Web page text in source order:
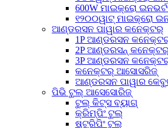
600W ମାଇକ୍ରୋ
୧୨୦୦ୱାଟ୍ ମାଇକ୍ରୋ
ଆଣ୍ଡରସନ ପାୱାର କନେକ୍ଟର୍
1P ଆଣ୍ଡରସନ
2P ଆଣ୍ଡରସନ୍
3P ଆଣ୍ଡରସନ
କନେକ୍ଟର୍ ଆସୋସରିଜ୍
ଆଣ୍ଡରସନ ପାୱାର
ପିଭି ଟୁଲ୍ ଆସେସୋରିଜ୍
ଟୁଲ୍ କିଟ୍ସ ବ୍ୟାଗ୍
କ୍ରିମ୍ପିଂ ଟୁଲ୍
ଷ୍ଟ୍ରିପିଂ ଟୁଲ୍